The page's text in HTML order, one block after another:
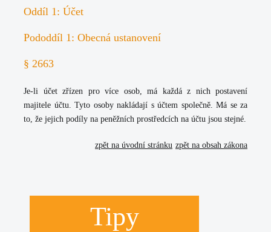
Oddíl 1: Účet
Pododdíl 1: Obecná ustanovení
§ 2663
Je-li účet zřízen pro více osob, má každá z nich postavení
majitele účtu. Tyto osoby nakládají s účtem společně. Má se za
to, že jejich podíly na peněžních prostředcích na účtu jsou stejné.
zpět na obsah zákona
zpět na úvodní stránku
Tipy